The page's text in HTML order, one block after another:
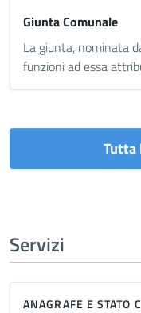
Giunta Comunale
La giunta, nominata
funzioni ad essa
Tutta
Servizi
ANAGRAFE E STATO